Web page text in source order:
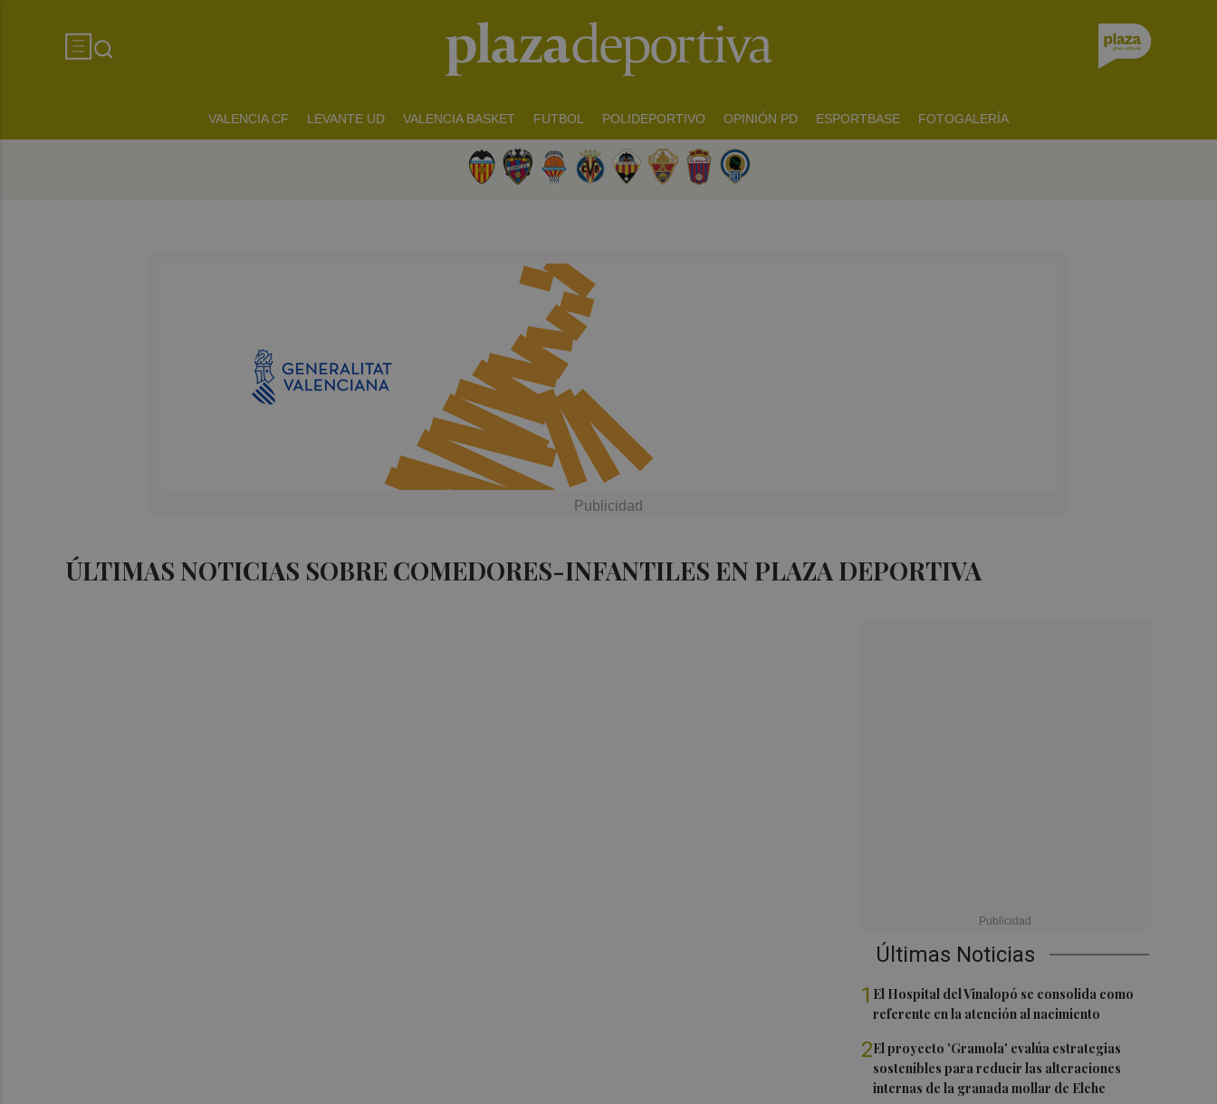
VALENCIA CF LEVANTE UD VALENCIA BASKET FUTBOL POLIDEPORTIVO OPINIÓN PD ESPORTBASE FOTOGALERÍA
ÚLTIMAS NOTICIAS SOBRE COMEDORES-INFANTILES EN PLAZA DEPORTIVA
Últimas Noticias
1 El Hospital del Vinalopó se consolida como
referente en la atención al nacimiento
2El proyecto 'Gramola' evalúa estrategias
sostenibles para reducir las alteraciones
internas de la granada mollar de Elche